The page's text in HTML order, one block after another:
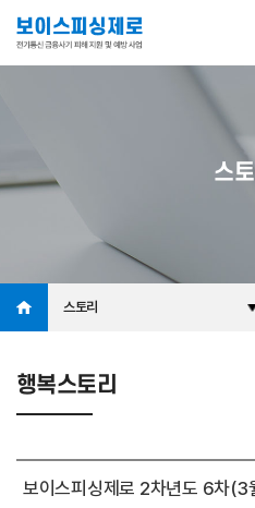
스
스토리
행복스토리
보이스피싱제로 2차년도 6차(3